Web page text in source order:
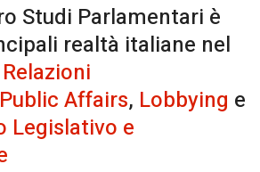
Studi Parlamentari è
realtà italiane nel
Relazioni
Public Affairs, Lobbying e
Legislativo e